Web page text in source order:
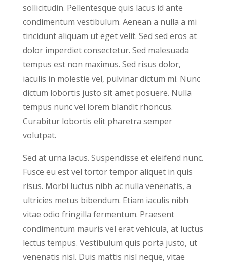
sollicitudin. Pellentesque quis lacus id ante
condimentum vestibulum. Aenean a nulla a mi
tincidunt aliquam ut eget velit. Sed sed eros at
dolor imperdiet consectetur. Sed malesuada
tempus est non maximus. Sed risus dolor,
iaculis in molestie vel, pulvinar dictum mi. Nunc
dictum lobortis justo sit amet posuere. Nulla
tempus nunc vel lorem blandit rhoncus.
Curabitur lobortis elit pharetra semper
volutpat.
Sed at urna lacus. Suspendisse et eleifend nunc.
Fusce eu est vel tortor tempor aliquet in quis
risus. Morbi luctus nibh ac nulla venenatis, a
ultricies metus bibendum. Etiam iaculis nibh
vitae odio fringilla fermentum. Praesent
condimentum mauris vel erat vehicula, at luctus
lectus tempus. Vestibulum quis porta justo, ut
venenatis nisl. Duis mattis nisl neque, vitae